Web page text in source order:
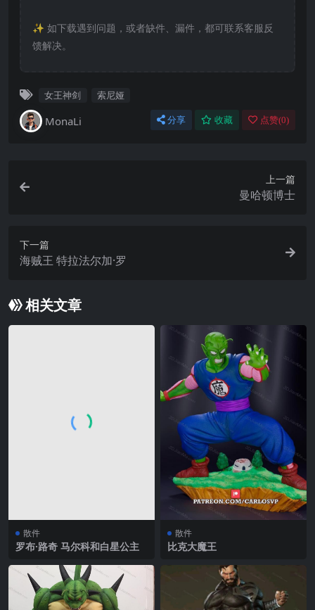
✨️ 如下载遇到问题，或者缺件、漏件，都可联系客服反
馈解决。
女王神剑 索尼娅
MonaLi 分享 收藏 点赞(0)
上一篇
曼哈顿博士
下一篇
海贼王 特拉法尔加·罗
相关文章
散件
罗布·路奇 马尔科和白星公主
散件
比克大魔王